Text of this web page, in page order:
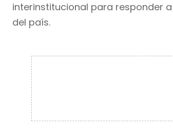
interinstitucional para responder
del país.